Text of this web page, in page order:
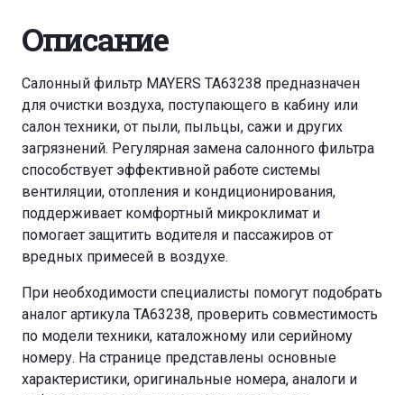
Описание
Салонный фильтр MAYERS TA63238 предназначен
для очистки воздуха, поступающего в кабину или
салон техники, от пыли, пыльцы, сажи и других
загрязнений. Регулярная замена салонного фильтра
способствует эффективной работе системы
вентиляции, отопления и кондиционирования,
поддерживает комфортный микроклимат и
помогает защитить водителя и пассажиров от
вредных примесей в воздухе.
При необходимости специалисты помогут подобрать
аналог артикула TA63238, проверить совместимость
по модели техники, каталожному или серийному
номеру. На странице представлены основные
характеристики, оригинальные номера, аналоги и